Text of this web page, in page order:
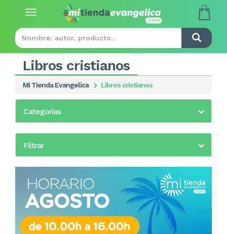
Toggle
Libros cristianos
Mi Tienda Evangelica Libros cristianos
Categorías
Filtrar